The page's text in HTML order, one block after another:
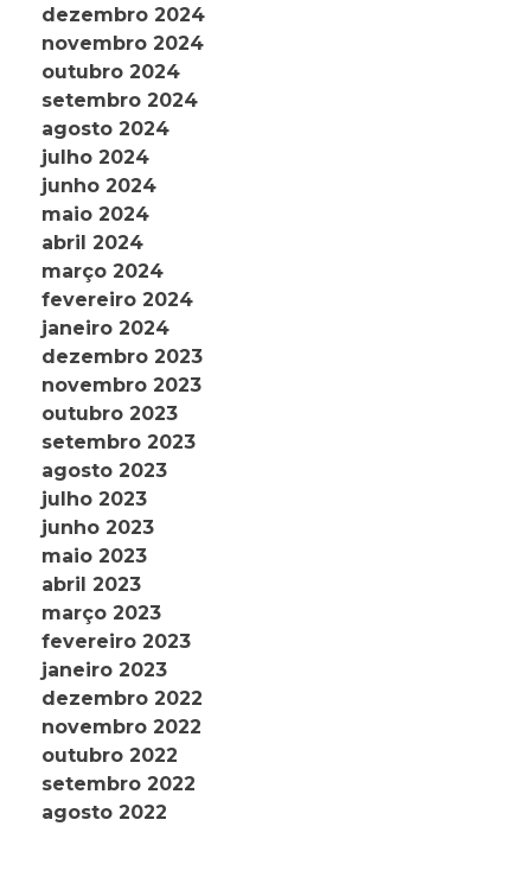
dezembro 2024
novembro 2024
outubro 2024
setembro 2024
agosto 2024
julho 2024
junho 2024
maio 2024
abril 2024
março 2024
fevereiro 2024
janeiro 2024
dezembro 2023
novembro 2023
outubro 2023
setembro 2023
agosto 2023
julho 2023
junho 2023
maio 2023
abril 2023
março 2023
fevereiro 2023
janeiro 2023
dezembro 2022
novembro 2022
outubro 2022
setembro 2022
agosto 2022